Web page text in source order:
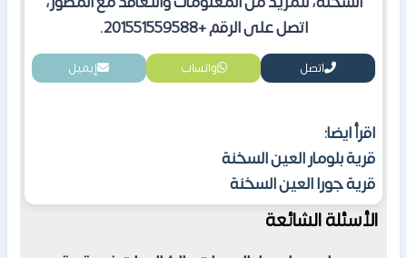
اتصل على الرقم +201551559588
.
اتصل واتساب إيميل
اقرأ ايضا:
قرية بلومار العين السخنة
قرية جورا العين السخنة
الأسئلة الشائعة